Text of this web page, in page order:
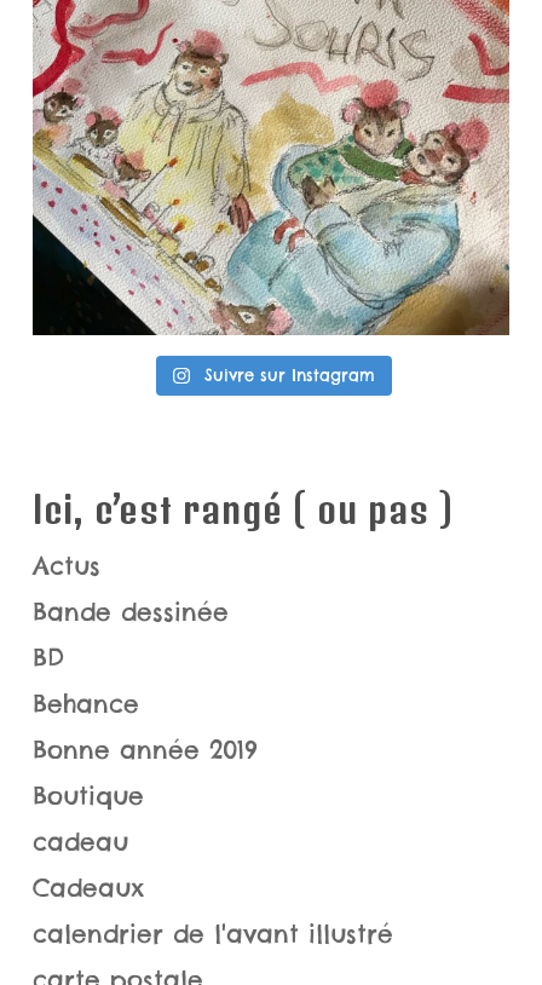
Suivre sur Instagram
Ici, c’est rangé ( ou pas )
Actus
Bande dessinée
BD
Behance
Bonne année 2019
Boutique
cadeau
Cadeaux
calendrier de l'avant illustré